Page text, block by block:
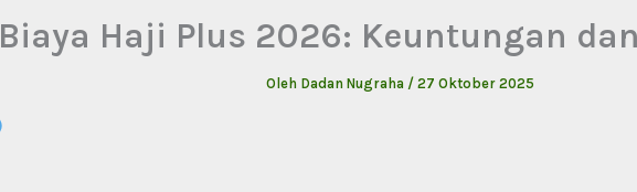
Biaya Haji Plus 2026: Keuntungan
Oleh Dadan Nugraha / 27 Oktober 2025